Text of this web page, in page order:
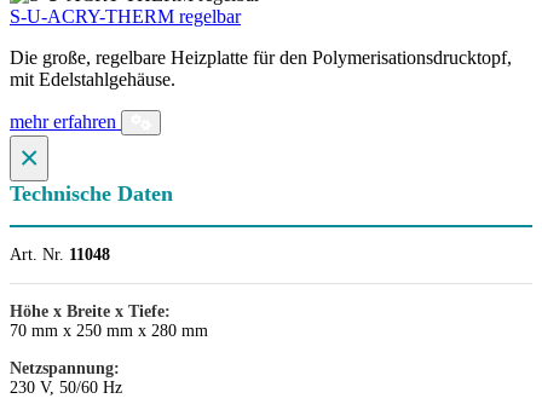
S-U-ACRY-THERM regelbar
Die große, regelbare Heizplatte für den Polymerisationsdrucktopf,
mit Edelstahlgehäuse.
mehr erfahren
×
Technische Daten
Art. Nr. 11048
Höhe x Breite x Tiefe:
70 mm x 250 mm x 280 mm
Netzspannung:
230 V, 50/60 Hz